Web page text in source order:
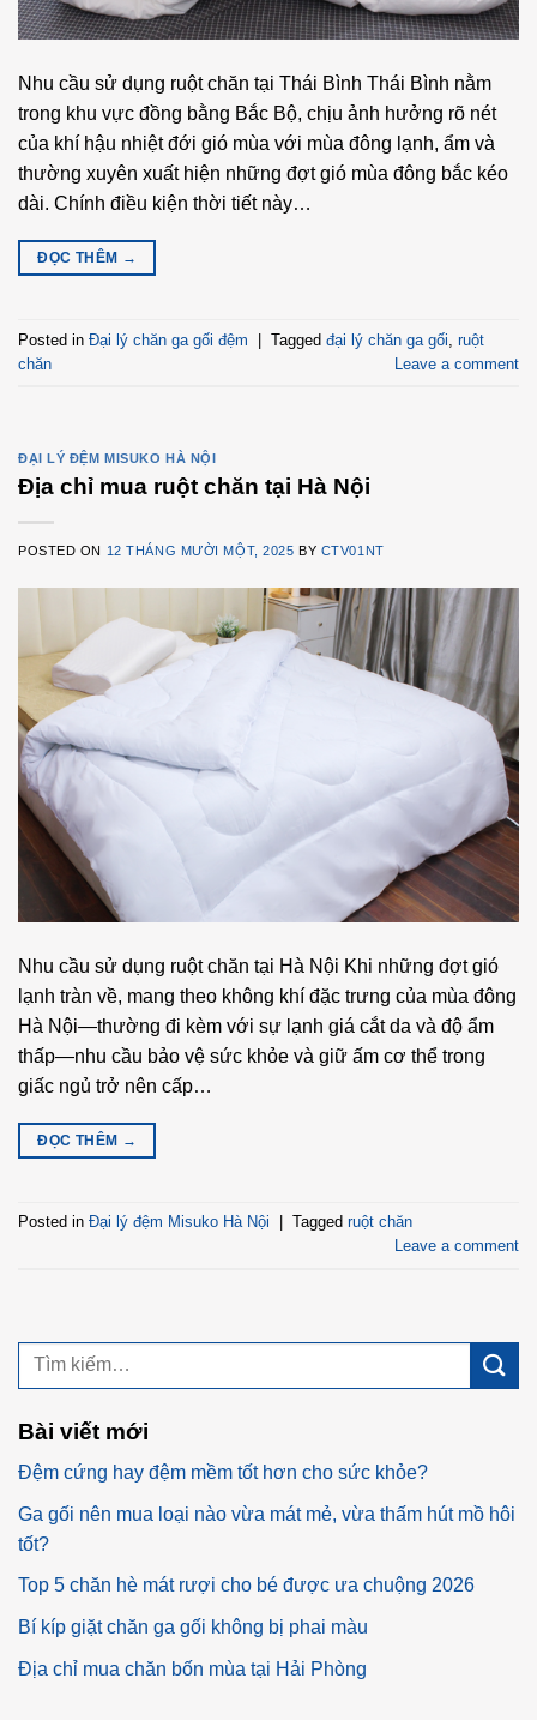
Nhu cầu sử dụng ruột chăn tại Thái Bình Thái Bình nằm
trong khu vực đồng bằng Bắc Bộ, chịu ảnh hưởng rõ nét
của khí hậu nhiệt đới gió mùa với mùa đông lạnh, ẩm và
thường xuyên xuất hiện những đợt gió mùa đông bắc kéo
dài. Chính điều kiện thời tiết này…
ĐỌC THÊM →
Posted in Đại lý chăn ga gối đệm | Tagged đại lý chăn ga gối ruột
chăn
Leave a comment
ĐẠI LÝ ĐỆM MISUKO HÀ NỘI
Địa chỉ mua ruột chăn tại Hà Nội
POSTED ON 12 THÁNG MƯỜI MỘT, 2025 BY CTV01NT
Nhu cầu sử dụng ruột chăn tại Hà Nội Khi những đợt gió
lạnh tràn về, mang theo không khí đặc trưng của mùa đông
Hà Nội—thường đi kèm với sự lạnh giá cắt da và độ ẩm
thấp—nhu cầu bảo vệ sức khỏe và giữ ấm cơ thể trong
giấc ngủ trở nên cấp…
ĐỌC THÊM →
Posted in Đại lý đệm Misuko Hà Nội Tagged ruột chăn
Leave a comment
Bài viết mới
Đệm cứng hay đệm mềm tốt hơn cho sức khỏe?
Ga gối nên mua loại nào vừa mát mẻ, vừa thấm hút mồ hôi
tốt?
Top 5 chăn hè mát rượi cho bé được ưa chuộng 2026
Bí kíp giặt chăn ga gối không bị phai màu
Địa chỉ mua chăn bốn mùa tại Hải Phòng